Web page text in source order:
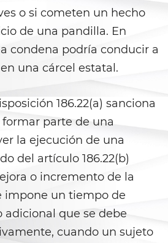
contra un Agente del
Público
contra un Funcionario
a la Condena
o Rechazando una
de Rehabilitación
de antecedentes
o si cometen un hecho
de una pandilla. En
condena podría conducir a
una cárcel estatal.
186.22(a) sanciona
parte de una
la ejecución de una
del artículo 186.22(b)
o incremento de la
impone un tiempo de
que se debe
cuando un sujeto